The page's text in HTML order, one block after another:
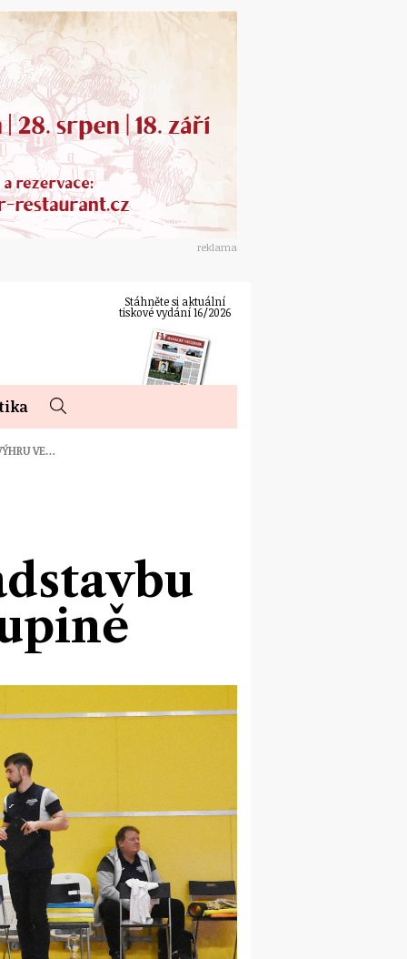
reklama
Stáhněte si aktuální
tiskové vydání 16/2026
VE…